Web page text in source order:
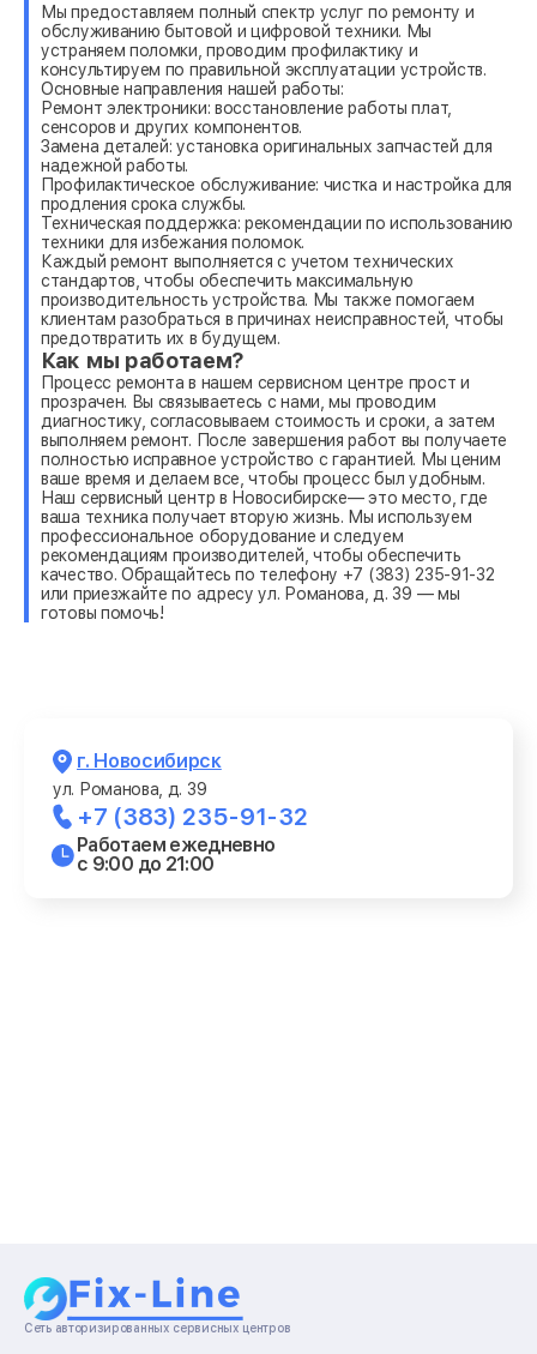
Мы предоставляем полный спектр услуг по ремонту и
обслуживанию бытовой и цифровой техники. Мы
устраняем поломки, проводим профилактику и
консультируем по правильной эксплуатации устройств.
Основные направления нашей работы:
Ремонт электроники: восстановление работы плат,
сенсоров и других компонентов.
Замена деталей: установка оригинальных запчастей для
надежной работы.
Профилактическое обслуживание: чистка и настройка для
продления срока службы.
Техническая поддержка: рекомендации по использованию
техники для избежания поломок.
Каждый ремонт выполняется с учетом технических
стандартов, чтобы обеспечить максимальную
производительность устройства. Мы также помогаем
клиентам разобраться в причинах неисправностей, чтобы
предотвратить их в будущем.
Как мы работаем?
Процесс ремонта в нашем сервисном центре прост и
прозрачен. Вы связываетесь с нами, мы проводим
диагностику, согласовываем стоимость и сроки, а затем
выполняем ремонт. После завершения работ вы получаете
полностью исправное устройство с гарантией. Мы ценим
ваше время и делаем все, чтобы процесс был удобным.
Наш сервисный центр в Новосибирске— это место, где
ваша техника получает вторую жизнь. Мы используем
профессиональное оборудование и следуем
рекомендациям производителей, чтобы обеспечить
качество. Обращайтесь по телефону +7 (383) 235-91-32
или приезжайте по адресу ул. Романова, д. 39 — мы
готовы помочь!
г. Новосибирск
ул. Романова, д. 39
+7 (383) 235-91-32
Работаем ежедневно
с 9:00 до 21:00
Сеть авторизированных сервисных центров